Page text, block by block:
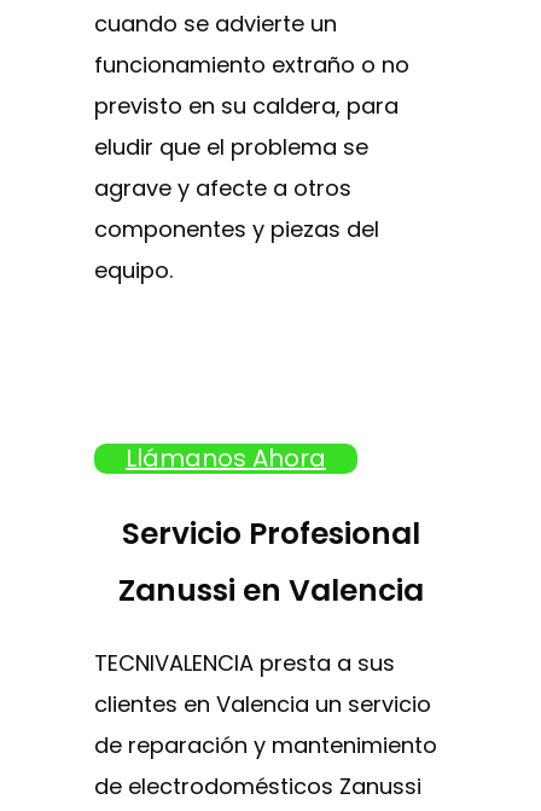
cuando se advierte un
funcionamiento extraño o no
previsto en su caldera, para
eludir que el problema se
agrave y afecte a otros
componentes y piezas del
equipo.
Llámanos Ahora
Servicio Profesional
Zanussi en Valencia
TECNIVALENCIA presta a sus
clientes en Valencia un servicio
de reparación y mantenimiento
de electrodomésticos Zanussi